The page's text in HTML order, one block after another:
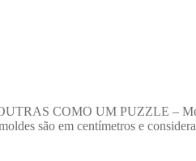
COMO UM PUZZLE –
são em centímetros e